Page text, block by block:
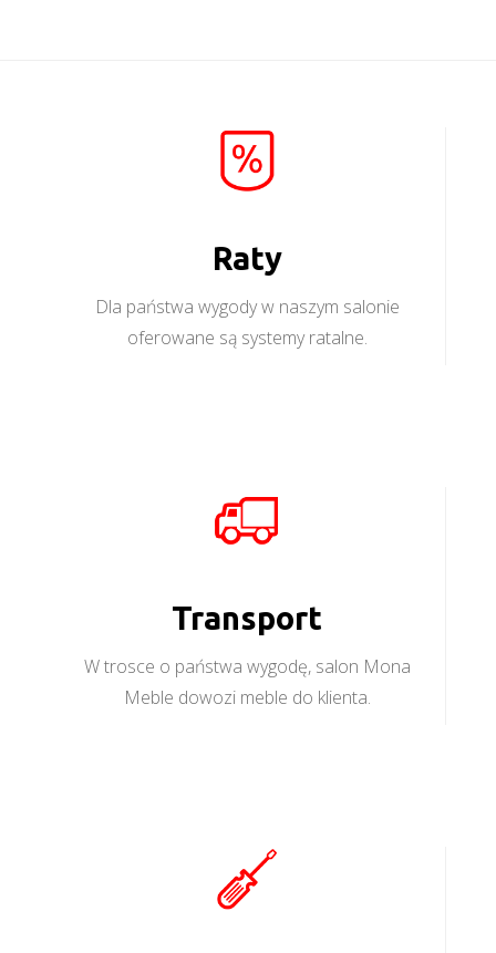
Raty
Dla państwa wygody w naszym salonie
oferowane są systemy ratalne.
Transport
W trosce o państwa wygodę, salon Mona
Meble dowozi meble do klienta.